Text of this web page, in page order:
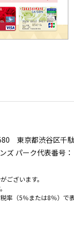
東京都渋谷区千
ズ パーク代表番号：
ございます。
率（5％または8％）で